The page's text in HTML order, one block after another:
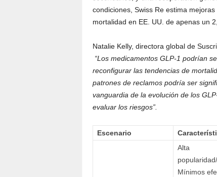
condiciones, Swiss Re estima
mortalidad en EE. UU. de apenas un
Natalie Kelly, directora global de
“Los medicamentos GLP-1 podrían
reconfigurar las tendencias de
patrones de reclamos podría ser
vanguardia de la evolución de los
evaluar los riesgos”.
Escenario
Alta
Mínimos